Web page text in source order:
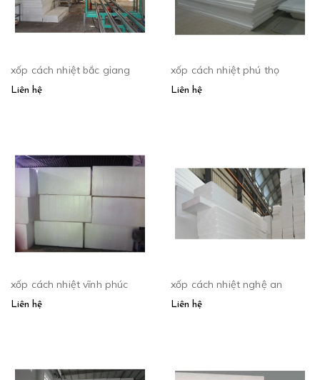
xốp cách nhiệt bắc giang
Liên hệ
xốp cách nhiệt phú thọ
Liên hệ
xốp cách nhiệt vĩnh phúc
Liên hệ
xốp cách nhiệt nghệ an
Liên hệ